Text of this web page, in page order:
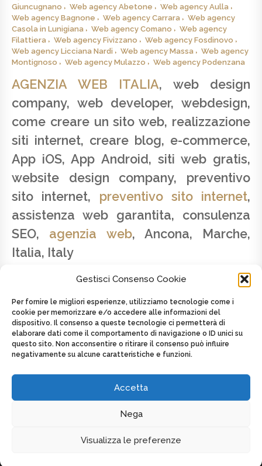
Gestisci Consenso Cookie
Per fornire le migliori esperienze, utilizziamo tecnologie come i
cookie per memorizzare e/o accedere alle informazioni del
dispositivo. Il consenso a queste tecnologie ci permetterà di
elaborare dati come il comportamento di navigazione o ID unici su
questo sito. Non acconsentire o ritirare il consenso può influire
negativamente su alcune caratteristiche e funzioni.
Accetta
Nega
Visualizza le preferenze
Giuncugnano
Web agency Abetone
Web agency Aulla
Web agency Bagnone
Web agency Carrara
Web agency
Casola in Lunigiana
Web agency Comano
Web agency
Filattiera
Web agency Fivizzano
Web agency Fosdinovo
Web agency Licciana Nardi
Web agency Massa
Web agency
Montignoso
Web agency Mulazzo Web agency Podenzana
AGENZIA WEB ITALIA, web design
company, web developer, webdesign,
come creare un sito web, realizzazione
siti internet, creare blog, e-commerce,
App iOS, App Android, siti web gratis,
website design company, preventivo
sito internet, preventivo sito internet,
assistenza web garantita, consulenza
SEO, agenzia web, Ancona, Marche,
Italia, Italy
SAVINO LATTANZIO - P.IVA 02179820424 -
CELL. +39 347.2625439
Posted on
Tagged asAGENZIA WEB,Italia,Italy,Web agency,Web agency,
DISPLAY FOOTER
COPYRIGHT MULTIMEDIA WEB DESIGN - P.IVA 02179820424